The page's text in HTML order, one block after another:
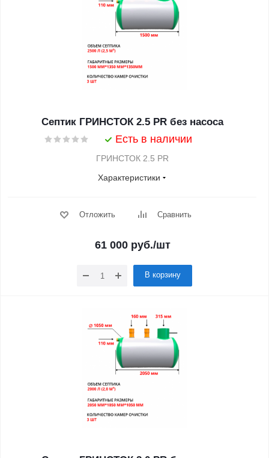
Септик ГРИНСТОК 2.5 PR без насоса
Есть в наличии
ГРИНСТОК 2.5 PR
Характеристики
Отложить Сравнить
61 000руб./шт
В корзину